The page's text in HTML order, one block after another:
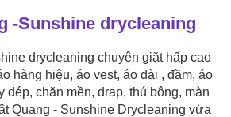
-Sunshine drycleaning
drycleaning chuyên giặt hấp cao
hàng hiệu, áo vest, áo dài , đầm, áo
dép, chăn mền, drap, thú bông, màn
Quang - Sunshine Drycleaning vừa